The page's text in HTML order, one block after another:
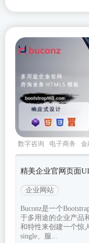
数字咨询 电子商务 金
精美企业官网页面
企业网站
Buconz是一个
于多用途的企业产品
和特性来创建一个惊
single、服...